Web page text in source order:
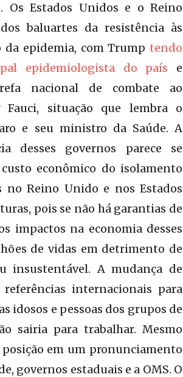
Os Estados Unidos e o Reino
baluartes da resistência às
da epidemia, com Trump tendo
epidemiologista do país e
nacional de combate ao
Fauci, situação que lembra o
e seu ministro da Saúde. A
desses governos parece se
econômico do isolamento
Reino Unido e nos Estados
pois se não há garantias de
impactos na economia desses
de vidas em detrimento de
insustentável. A mudança de
internacionais para
idosos e pessoas dos grupos de
sairia para trabalhar. Mesmo
em um pronunciamento
governos estaduais e a OMS. O